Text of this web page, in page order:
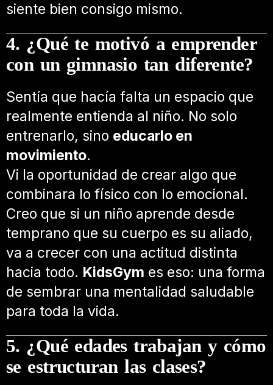
siente bien consigo mismo.
4. ¿Qué te motivó a emprender
con un gimnasio tan diferente?
Sentía que hacía falta un espacio que
realmente entienda al niño. No solo
entrenarlo, sino educarlo en
movimiento.
Vi la oportunidad de crear algo que
combinara lo físico con lo emocional.
Creo que si un niño aprende desde
temprano que su cuerpo es su aliado,
va a crecer con una actitud distinta
hacia todo. KidsGym es eso: una forma
de sembrar una mentalidad saludable
para toda la vida.
5. ¿Qué edades trabajan y cómo
se estructuran las clases?